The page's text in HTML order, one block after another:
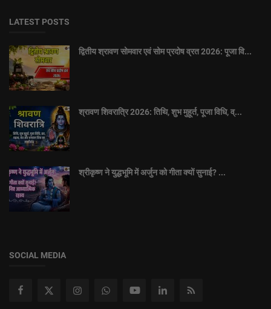
LATEST POSTS
द्वितीय श्रावण सोमवार एवं सोम प्रदोष व्रत 2026: पूजा वि...
श्रावण शिवरात्रि 2026: तिथि, शुभ मुहूर्त, पूजा विधि, व्...
श्रीकृष्ण ने युद्धभूमि में अर्जुन को गीता क्यों सुनाई? ...
SOCIAL MEDIA